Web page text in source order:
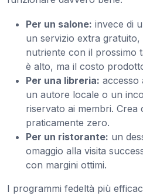
Per un salone: invece di
un servizio extra
nutriente con il prossimo
è alto, ma il costo
Per una libreria: accesso
un autore locale o un
riservato ai membri. Crea
praticamente zero.
Per un ristorante: un
omaggio alla visita
con margini ottimi.
I programmi fedeltà più